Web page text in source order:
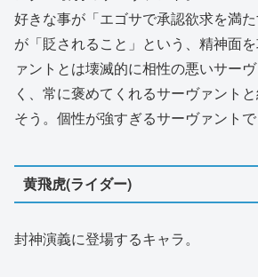
好きな事が「エゴサで承認欲求を満
が「貶されること」という、精神面
ァントとは壊滅的に相性の悪いサー
く、常に褒めてくれるサーヴァント
そう。個性が強すぎるサーヴァントで
黄飛虎(ライダー)
封神演義に登場するキャラ。